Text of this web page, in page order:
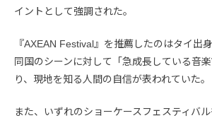
イントとして強調された。
『AXEAN Festival』を推薦したのはタイ出
同国のシーンに対して「急成長している音
り、現地を知る人間の自信が表われていた。
また、いずれのショーケースフェスティバ